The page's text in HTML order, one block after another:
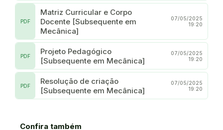
Matriz Curricular e Corpo
Docente [Subsequente em
Mecânica]
PDF
07/05/2025
19:20
Projeto Pedagógico
[Subsequente em Mecânica]
PDF
07/05/2025
19:20
Resolução de criação
[Subsequente em Mecânica]
PDF
07/05/2025
19:20
Confira também